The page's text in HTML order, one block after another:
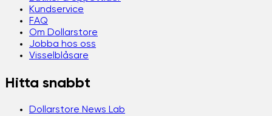
Kundservice
FAQ
Om Dollarstore
Jobba hos oss
Visselblåsare
Hitta snabbt
Dollarstore News Lab